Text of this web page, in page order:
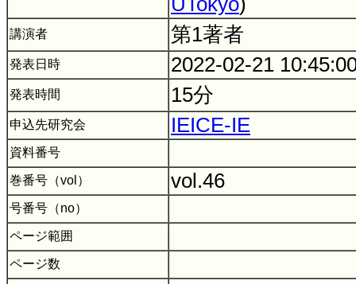
講演者 第1著者
発表日時 2022-02-21
発表時間 15分
申込先研究会 IEICE-IE
資料番号
巻番号（vol） vol.46
号番号（no）
ページ範囲
ページ数